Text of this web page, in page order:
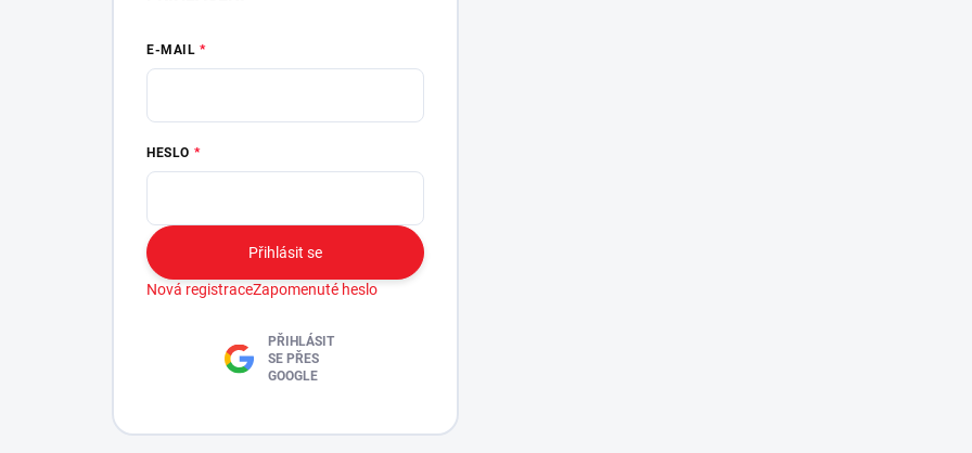
E-MAIL
HESLO
Přihlásit se
Nová registraceZapomenuté heslo
PŘIHLÁSIT
SE PŘES
GOOGLE